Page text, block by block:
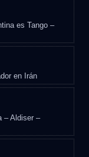
es Tango –
en Irán
– Aldiser –